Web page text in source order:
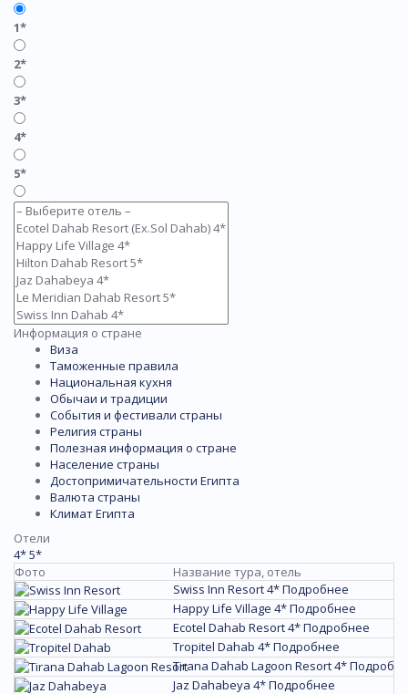
1*
2*
3*
4*
5*
Информация о стране
Виза
Таможенные правила
Национальная кухня
Обычаи и традиции
События и фестивали страны
Религия страны
Полезная информация о стране
Население страны
Достопримичательности Египта
Валюта страны
Климат Египта
Отели
4*5*
Фото
Название тура, отель
Swiss Inn Resort 4*Подробнее
Happy Life Village 4*Подробнее
Ecotel Dahab Resort 4*Подробнее
Tropitel Dahab 4*Подробнее
Tirana Dahab Lagoon Resort 4*
Jaz Dahabeya 4*Подробнее